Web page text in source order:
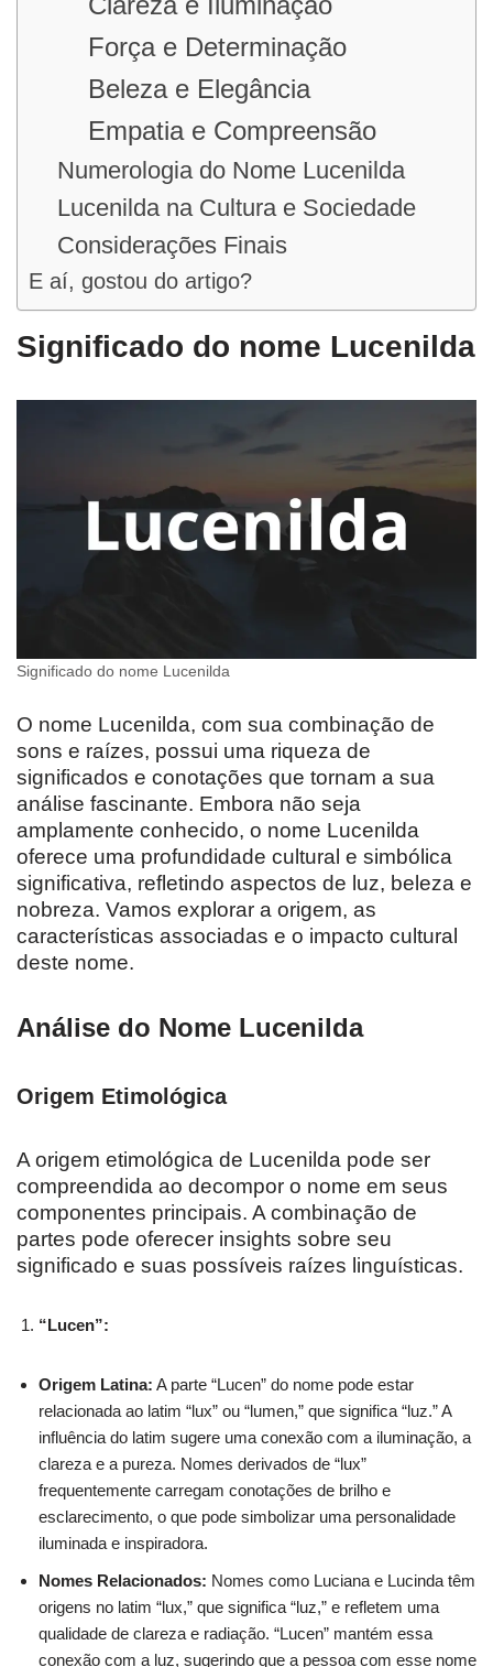
Força e Determinação
Beleza e Elegância
Empatia e Compreensão
Numerologia do Nome Lucenilda
Lucenilda na Cultura e Sociedade
Considerações Finais
E aí, gostou do artigo?
Significado do nome Lucenilda
Significado do nome Lucenilda
O nome Lucenilda, com sua combinação de
sons e raízes, possui uma riqueza de
significados e conotações que tornam a sua
análise fascinante. Embora não seja
amplamente conhecido, o nome Lucenilda
oferece uma profundidade cultural e simbólica
significativa, refletindo aspectos de luz, beleza e
nobreza. Vamos explorar a origem, as
características associadas e o impacto cultural
deste nome.
Análise do Nome Lucenilda
Origem Etimológica
A origem etimológica de Lucenilda pode ser
compreendida ao decompor o nome em seus
componentes principais. A combinação de
partes pode oferecer insights sobre seu
significado e suas possíveis raízes linguísticas.
“Lucen”:
Origem Latina: A parte “Lucen” do nome pode estar
relacionada ao latim “lux” ou “lumen,” que significa “luz.” A
influência do latim sugere uma conexão com a iluminação, a
clareza e a pureza. Nomes derivados de “lux”
frequentemente carregam conotações de brilho e
esclarecimento, o que pode simbolizar uma personalidade
iluminada e inspiradora.
Nomes Relacionados: Nomes como Luciana e Lucinda têm
origens no latim “lux,” que significa “luz,” e refletem uma
qualidade de clareza e radiação. “Lucen” mantém essa
conexão com a luz, sugerindo que a pessoa com esse nome